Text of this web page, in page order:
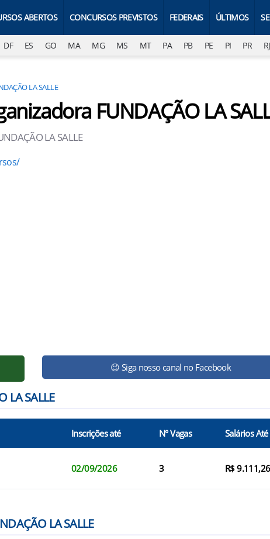
ABERTOS CONCURSOS PREVISTOS FEDERAIS ÚLTIMOS
DF ES GO MA MG MS MT PA PB PE PI PR RJ
LA SALLE
FUNDAÇÃO LA
LA SALLE
😉 Siga nosso canal no Facebook
LA SALLE
Inscrições até N° Vagas Salários Até
02/09/2026 3 R$ 9.111,26
LA SALLE